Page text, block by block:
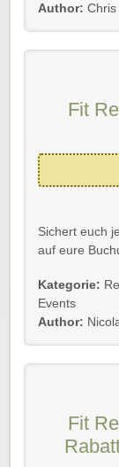
Viel Spaß
Author: Chris
Fit
Sichert euch
auf eure
Einfach dem
abstauben.
Wir
Kategorie:
Events
Author:
Fit